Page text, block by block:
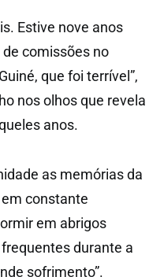
Estive nove anos
comissões no
que foi terrível”,
nos olhos que revela
anos.
as memórias da
em constante
em abrigos
durante a
sofrimento”.